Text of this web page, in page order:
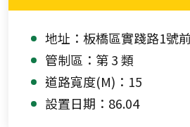
地址：板橋區實踐路1號前
管制區：第 3 類
道路寬度(M)：15
設置日期：86.04